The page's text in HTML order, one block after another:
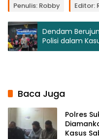
Penulis: Robby Editor:
Dendam
Polisi dalam
Tewas di
Baca Juga
Polres
Kasus